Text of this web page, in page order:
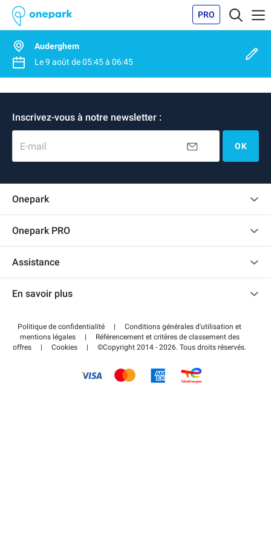
PRO
Auderghem
Le9 août de05:45à 06:45
Inscrivez-vous à notre newsletter :
E-mail OK
Onepark
Recrutement
Onepark PRO
Accéder à mon espace partenaire
Assistance
Centre d'aide
Régler votre stationnement FLOW
En savoir plus
Wiki
Guide du stationnement
Politique de confidentialité |
Conditions générales d'utilisation et
mentions légales
|
Référencement et critères de classement des
offres
| Cookies | ©Copyright 2014 - 2026. Tous droits réservés.